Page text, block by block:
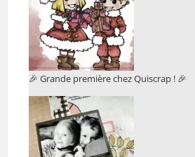
🎉 Grande première chez Quiscrap ! 🎉